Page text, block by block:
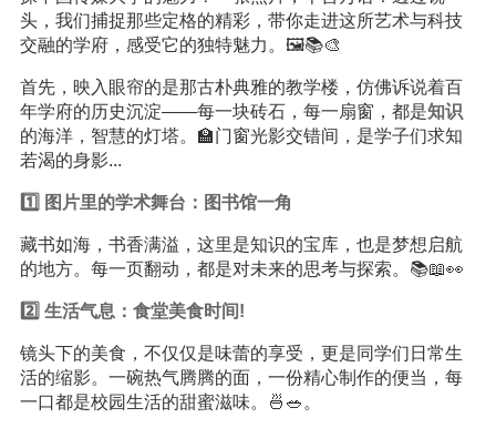
头，我们捕捉那些定格的精彩，带你走进这所艺术与科技
交融的学府，感受它的独特魅力。🖼️📚🎨
首先，映入眼帘的是那古朴典雅的教学楼，仿佛诉说着百
年学府的历史沉淀——每一块砖石，每一扇窗，都是知识
的海洋，智慧的灯塔。🏫门窗光影交错间，是学子们求知
若渴的身影...
1️⃣ 图片里的学术舞台：图书馆一角
藏书如海，书香满溢，这里是知识的宝库，也是梦想启航
的地方。每一页翻动，都是对未来的思考与探索。📚📖👀
2️⃣ 生活气息：食堂美食时间!
镜头下的美食，不仅仅是味蕾的享受，更是同学们日常生
活的缩影。一碗热气腾腾的面，一份精心制作的便当，每
一口都是校园生活的甜蜜滋味。🍜🥗。